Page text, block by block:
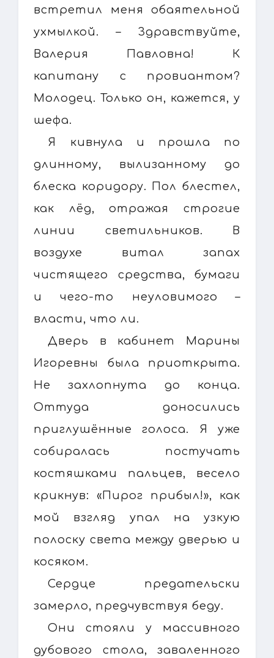
встретил меня обаятельной
ухмылкой. – Здравствуйте,
Валерия Павловна! К
капитану с провиантом?
Молодец. Только он, кажется, у
шефа.
Я кивнула и прошла по
длинному, вылизанному до
блеска коридору. Пол блестел,
как лёд, отражая строгие
линии светильников. В
воздухе витал запах
чистящего средства, бумаги
и чего-то неуловимого –
власти, что ли.
Дверь в кабинет Марины
Игоревны была приоткрыта.
Не захлопнута до конца.
Оттуда доносились
приглушённые голоса. Я уже
собиралась постучать
костяшками пальцев, весело
крикнув: «Пирог прибыл!», как
мой взгляд упал на узкую
полоску света между дверью и
косяком.
Сердце предательски
замерло, предчувствуя беду.
Они стояли у массивного
дубового стола, заваленного